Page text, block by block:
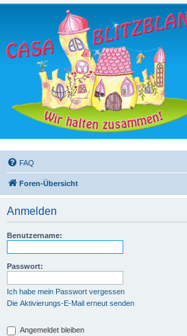
FAQ
Foren-Übersicht
Anmelden
Benutzername:
Passwort:
Ich habe mein Passwort vergessen
Die Aktivierungs-E-Mail erneut senden
Angemeldet bleiben